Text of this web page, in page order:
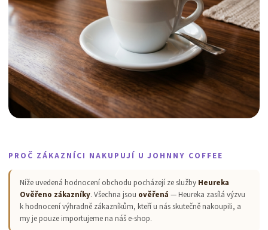
PROČ ZÁKAZNÍCI NAKUPUJÍ U JOHNNY COFFEE
Níže uvedená hodnocení obchodu pocházejí ze služby Heureka
Ověřeno zákazníky. Všechna jsou ověřená — Heureka zasílá výzvu
k hodnocení výhradně zákazníkům, kteří u nás skutečně nakoupili, a
my je pouze importujeme na náš e-shop.